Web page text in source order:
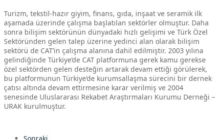
Turizm, tekstil-hazır giyim, finans, gıda, inşaat ve seramik ilk
aşamada üzerinde çalışma başlatılan sektörler olmuştur. Daha
sonra bilişim sektörünün dünyadaki hızlı gelişimi ve Türk Özel
Sektöründen gelen talep üzerine yedinci alan olarak bilişim
sektörü de CAT’in çalışma alanına dahil edilmiştir. 2003 yılına
gelindiğinde Türkiye’de CAT platformuna gerek kamu gerekse
özel sektörden gelen desteğin artarak devam ettiği görülerek,
bu platformunun Türkiye’de kurumsallaşma sürecini bir dernek
çatısı altında devam ettirmesine karar verilmiş ve 2004
senesinde Uluslararası Rekabet Araştırmaları Kurumu Derneği –
URAK kurulmuştur.